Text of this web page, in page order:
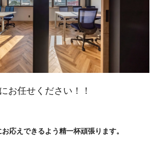
お任せください！！
応えできるよう精一杯頑張ります。